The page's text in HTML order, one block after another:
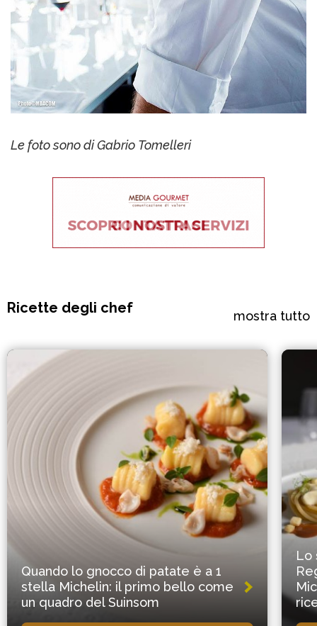
Le foto sono di Gabrio Tomelleri
Ricette degli chef mostra tutto
Quando lo gnocco di patate è a 1
stella Michelin: il primo bello come
un quadro del Suinsom
Lo